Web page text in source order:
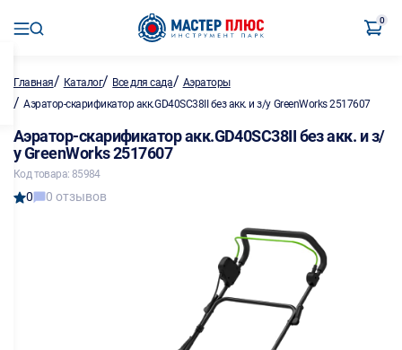
0
Главная/ Каталог/ Все для сада/ Аэраторы
/ Аэратор-скарификатор акк.GD40SC38II без акк. и з/у GreenWorks 2517607
Аэратор-скарификатор акк.GD40SC38II без акк. и з/
у GreenWorks 2517607
Код товара: 85984
0 0 отзывов